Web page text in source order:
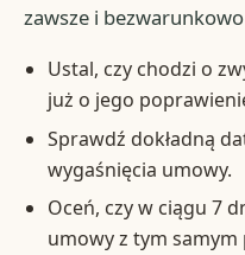
zawsze i
Ustal, czy chodzi o
już o jego
Sprawdź dokładną
wygaśnięcia umowy.
Oceń, czy w ciągu 7
umowy z tym samym